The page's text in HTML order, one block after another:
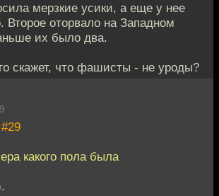
мерзкие усики, а еще у нее
Второе оторвало на Западном
их было два.
скажет, что фашисты - не уроды?
#29
какого пола была